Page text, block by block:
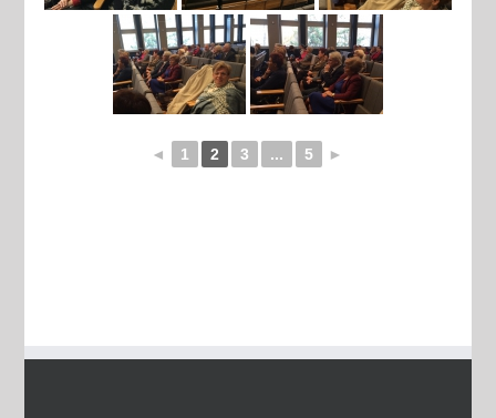
◄ 1 2 3 ... 5 ►